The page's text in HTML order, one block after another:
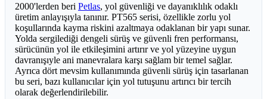
2000'lerden beri Petlas, yol güvenliği ve dayanıklılık odaklı
üretim anlayışıyla tanınır. PT565 serisi, özellikle zorlu yol
koşullarında kayma riskini azaltmaya odaklanan bir yapı sunar.
Yolda sergilediği dengeli sürüş ve güvenli fren performansı,
sürücünün yol ile etkileşimini artırır ve yol yüzeyine uygun
davranışıyle ani manevralara karşı sağlam bir temel sağlar.
Ayrıca dört mevsim kullanımında güvenli sürüş için tasarlanan
bu seri, bazı kullanıcılar için yol tutuşunu artırıcı bir tercih
olarak değerlendirilebilir.